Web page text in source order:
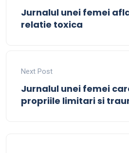
Jurnalul unei femei
relatie toxica
Next Post
Jurnalul unei femei
propriile limitari si